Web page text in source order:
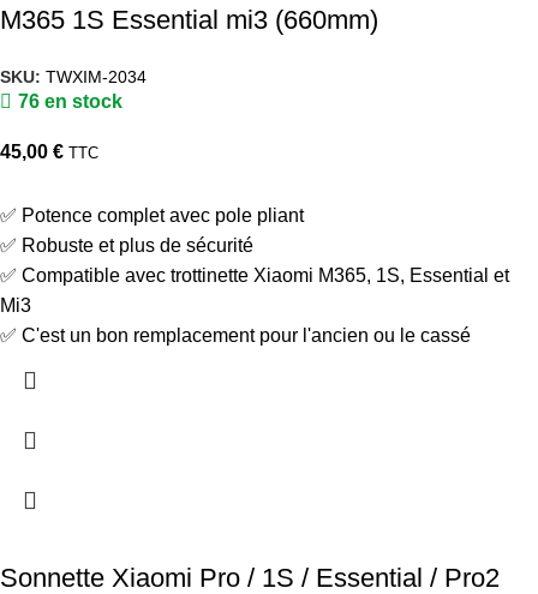
M365 1S Essential mi3 (660mm)
SKU: TWXIM-2034
76 en stock
45,00 € TTC
✅ Potence complet avec pole pliant
✅ Robuste et plus de sécurité
✅ Compatible avec trottinette Xiaomi M365, 1S, Essential et
Mi3
✅ C'est un bon remplacement pour l'ancien ou le cassé
Sonnette Xiaomi Pro / 1S / Essential / Pro2